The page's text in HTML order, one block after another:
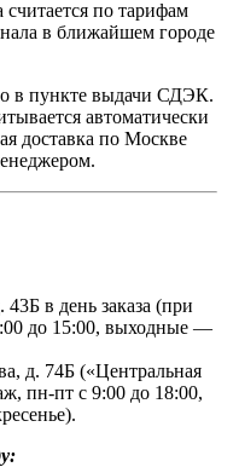
по тарифам
в ближайшем городе
в пункте выдачи СДЭК.
автоматически
доставка по Москве
43Б в день заказа (при
до 15:00, выходные —
д. 74Б («Центральная
пн-пт с 9:00 до 18:00,